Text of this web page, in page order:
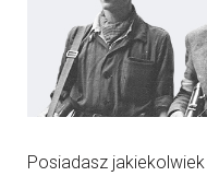
Posiadasz